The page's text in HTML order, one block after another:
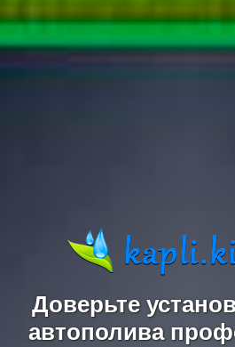
Доверьте
автополива